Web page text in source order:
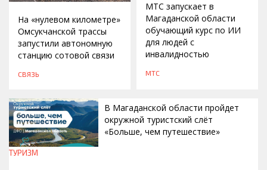
На «нулевом километре»
Омсукчанской трассы
запустили автономную
станцию сотовой связи
СВЯЗЬ
МТС запускает в
Магаданской области
обучающий курс по ИИ
для людей с
инвалидностью
МТС
В Магаданской области пройдет
окружной туристский слёт
«Больше, чем путешествие»
ТУРИЗМ